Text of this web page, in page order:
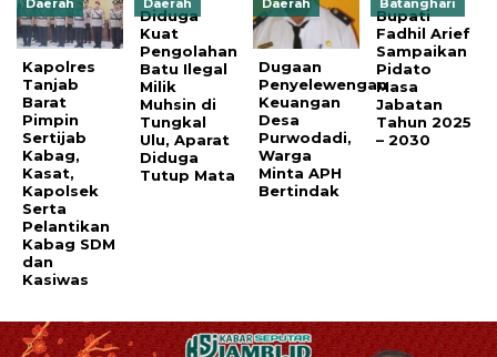
Daerah
Kapolres
Tanjab
Barat
Pimpin
Sertijab
Kabag,
Kasat,
Kapolsek
Serta
Pelantikan
Kabag SDM
dan
Kasiwas
Daerah
Diduga
Kuat
Pengolahan
Batu Ilegal
Milik
Muhsin di
Tungkal
Ulu, Aparat
Diduga
Tutup Mata
Daerah
Dugaan
Penyelewengan
Keuangan
Desa
Purwodadi,
Warga
Minta APH
Bertindak
Batanghari
Bupati
Fadhil Arief
Sampaikan
Pidato
Masa
Jabatan
Tahun 2025
– 2030